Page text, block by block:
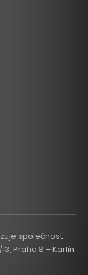
společnost
Praha 8 – Karlín,